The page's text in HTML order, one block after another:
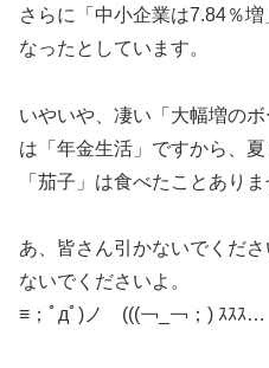
さらに「中小企業は7.84％
なったとしています。
いやいや、凄い「大幅増のボ
は「年金生活」ですから、
「茄子」は食べたことありま
あ、皆さん引かないでくだ
ないでくださいよ。
≡；ﾟдﾟ)ノ (((￢_￢；) ｽｽｽ…